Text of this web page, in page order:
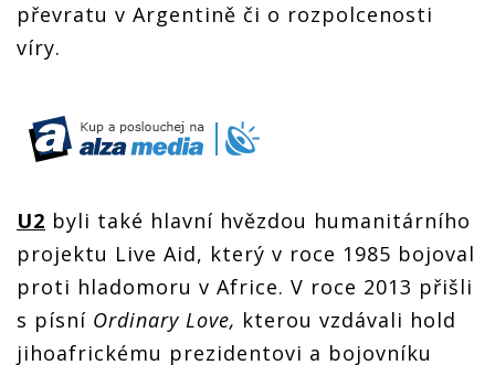
převratu v Argentině či o rozpolcenosti
víry.
U2 byli také hlavní hvězdou humanitárního
projektu Live Aid, který v roce 1985 bojoval
proti hladomoru v Africe. V roce 2013 přišli
s písní Ordinary Love, kterou vzdávali hold
jihoafrickému prezidentovi a bojovníku